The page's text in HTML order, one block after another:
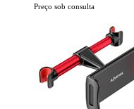
Preço sob consulta